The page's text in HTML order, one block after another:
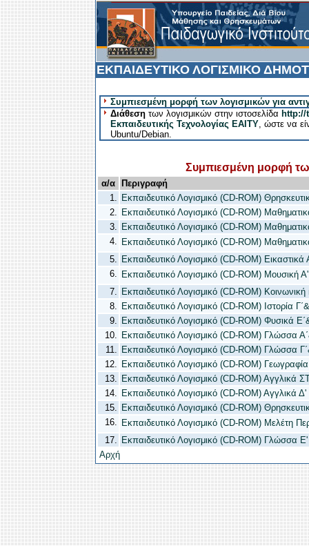
ΕΚΠΑΙΔΕΥΤΙΚΟ ΛΟΓΙΣΜΙΚΟ
Συμπιεσμένη μορφή των λογισμικών για
Διάθεση των λογισμικών στην ιστοσελίδα http://
Εκπαιδευτικής Τεχνολογίας ΕΑΙΤΥ, ώστε να
Ubuntu/Debian.
Συμπιεσμένη μορφή
α/α
Περιγραφή
1. Εκπαιδευτικό Λογισμικό (CD-ROM)
2. Εκπαιδευτικό Λογισμικό (CD-ROM)
3. Εκπαιδευτικό Λογισμικό (CD-ROM)
4. Εκπαιδευτικό Λογισμικό (CD-ROM)
5. Εκπαιδευτικό Λογισμικό (CD-ROM)
6. Εκπαιδευτικό Λογισμικό (CD-ROM) Μουσική
7. Εκπαιδευτικό Λογισμικό (CD-ROM)
8. Εκπαιδευτικό Λογισμικό (CD-ROM) Ιστορία
9. Εκπαιδευτικό Λογισμικό (CD-ROM) Φυσικά
10. Εκπαιδευτικό Λογισμικό (CD-ROM) Γλώσσα
11. Εκπαιδευτικό Λογισμικό (CD-ROM) Γλώσσα
12. Εκπαιδευτικό Λογισμικό (CD-ROM)
13. Εκπαιδευτικό Λογισμικό (CD-ROM) Αγγλικά
14. Εκπαιδευτικό Λογισμικό (CD-ROM) Αγγλικά
15. Εκπαιδευτικό Λογισμικό (CD-ROM)
16. Εκπαιδευτικό Λογισμικό (CD-ROM) Μελέτη
17. Εκπαιδευτικό Λογισμικό (CD-ROM) Γλώσσα
Αρχή